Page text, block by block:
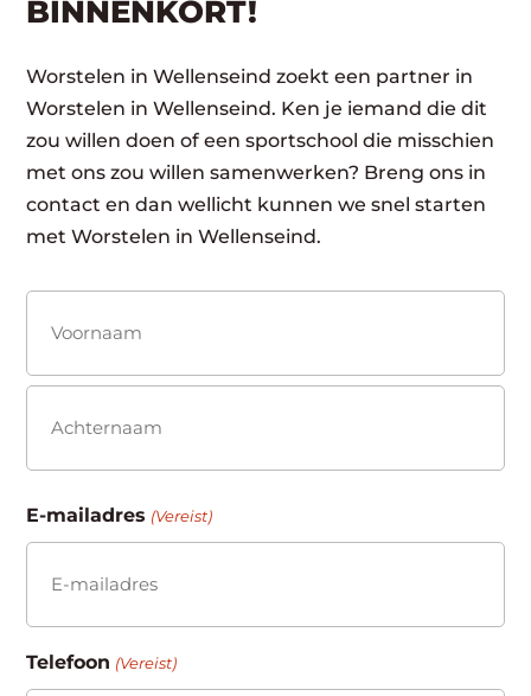
BINNENKORT!
Worstelen in Wellenseind zoekt een partner in
Worstelen in Wellenseind. Ken je iemand die dit
zou willen doen of een sportschool die misschien
met ons zou willen samenwerken? Breng ons in
contact en dan wellicht kunnen we snel starten
met Worstelen in Wellenseind.
(Vereist)
Voornaam
E-mailadres (Vereist)
Telefoon (Vereist)